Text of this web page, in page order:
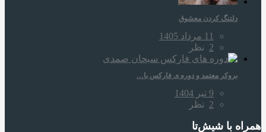
دلتنگ کردن معشوق
11 مرداد 1405
2 نظر
بروکر معتمد و دوره‌ ی فارکس با…
9 تیر 1404
2 نظر
همراه‌ با شیش‌تا